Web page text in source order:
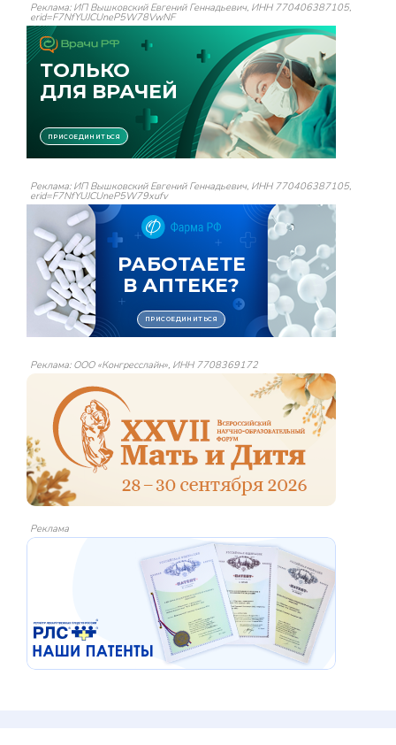
Реклама: ИП Вышковский Евгений Геннадьевич, ИНН 770406387105,
erid=F7NfYUJCUneP5W78VwNF
Реклама: ИП Вышковский Евгений Геннадьевич, ИНН 770406387105,
erid=F7NfYUJCUneP5W79xufv
Реклама: ООО «Конгресслайн», ИНН 7708369172
Реклама